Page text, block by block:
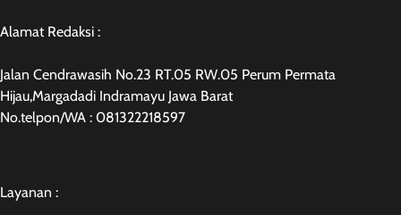
Alamat Redaksi :
Jalan Cendrawasih No.23 RT.05 RW.05 Perum Permata
Hijau,Margadadi Indramayu Jawa Barat
No.telpon/WA : 081322218597
Layanan :